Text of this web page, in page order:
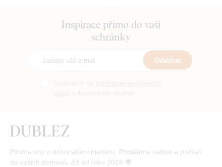
Inspirace přímo do vaší
schránky
Odebírat
Plníme sny o dokonalém interiéru. Přinášíme radost a požitek
do vašich domovů. Již od roku 2018 🧡